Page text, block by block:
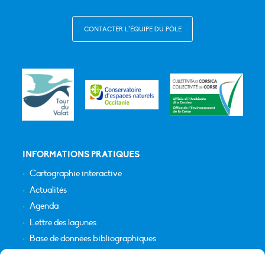
CONTACTER L’ÉQUIPE DU PÔLE
INFORMATIONS PRATIQUES
Cartographie interactive
Actualités
Agenda
Lettre des lagunes
Base de données bibliographiques